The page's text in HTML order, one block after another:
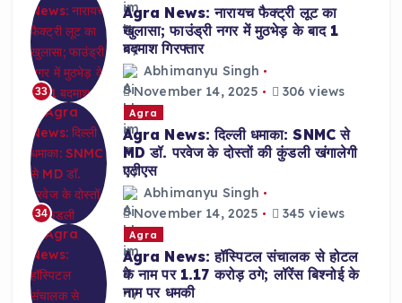
33
Agra News: नारायच फैक्ट्री लूट का
खुलासा; फाउंड्री नगर में मुठभेड़ के बाद 1
बदमाश गिरफ्तार
Abhimanyu Singh
November 14, 2025
306 views
34
Agra
Agra News: दिल्ली धमाका: SNMC से
MD डॉ. परवेज के दोस्तों की कुंडली खंगालेगी
एटीएस
Abhimanyu Singh
November 14, 2025
345 views
Agra
Agra News: हॉस्पिटल संचालक से होटल
के नाम पर 1.17 करोड़ ठगे; लॉरेंस बिश्नोई के
नाम पर धमकी